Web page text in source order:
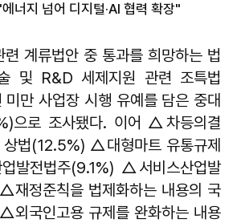
너지 넘어 디지털·AI 협력 확장"
계류법안 중 통과를 희망하는 법
및 R&D 세제지원 관련 조특법
만 사업장 시행 유예를 담은 중대
으로 조사됐다. 이어 △차등의결
상법(12.5%) △대형마트 유통규제
발전법주(9.1%) △서비스산업발
재정준칙을 법제화하는 내용의 국
외국인고용 규제를 완화하는 내용